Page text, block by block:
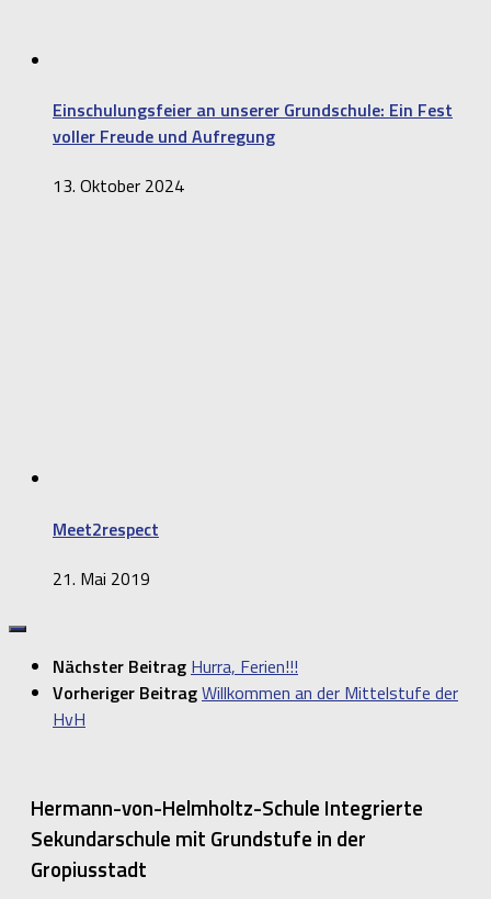
Einschulungsfeier an unserer Grundschule: Ein Fest
voller Freude und Aufregung
13. Oktober 2024
Meet2respect
21. Mai 2019
Nächster Beitrag Hurra, Ferien!!!
Vorheriger BeitragWillkommen an der Mittelstufe der
HvH
Hermann-von-Helmholtz-Schule Integrierte
Sekundarschule mit Grundstufe in der
Gropiusstadt